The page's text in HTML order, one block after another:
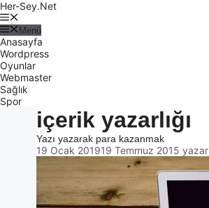
Her-Sey.Net
Menü
Anasayfa
Wordpress
Oyunlar
Webmaster
Sağlık
Spor
içerik yazarlığı
Yazı yazarak para kazanmak
19 Ocak 201919 Temmuz 2015 yazar